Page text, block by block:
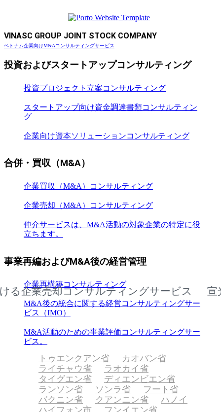
VINASC GROUP JOINT STOCK COMPANY
ベトナム企業向けM&Aコンサルティングサービス
投資およびスタートアップコンサルティング
投資プロジェクト立案コンサルティング
スタートアップ向け資金調達書類コンサルティン
グ
企業向け資本ソリューションコンサルティング
合併・買収（M&A）
企業買収（M&A）コンサルティング
企業売却（M&A）コンサルティング
仲介サービスは、M&A活動の対象企業の特定に役
立ちます。
事業再編およびM&A後の経営管理
企業再構築コンサルティング
M&A後の統合に関する経営コンサルティングサー
ビス（IMO）
M&A活動のための事業評価コンサルティングサー
ビス。
業売却コンサルティングサービス 宣光省
トゥエンクアン省
カオバン省
ライチャウ省
ラオカイ省
タイグエン省
ディエンビエン省
ランソン省
ソンラ省
フート省
バクニン省
クアンニン省
ハノイ